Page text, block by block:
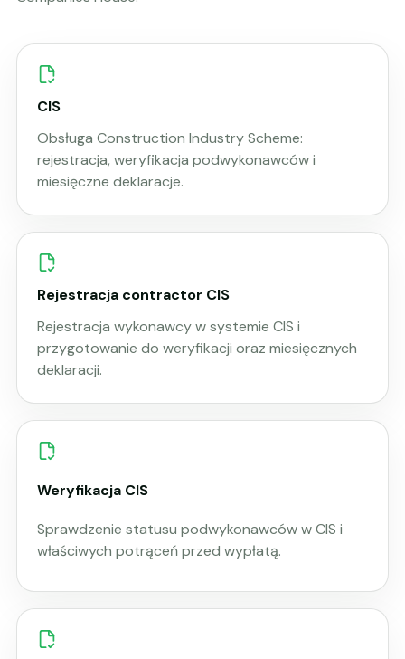
CIS
Obsługa Construction Industry Scheme:
rejestracja, weryfikacja podwykonawców i
miesięczne deklaracje.
Rejestracja contractor CIS
Rejestracja wykonawcy w systemie CIS i
przygotowanie do weryfikacji oraz miesięcznych
deklaracji.
Weryfikacja CIS
Sprawdzenie statusu podwykonawców w CIS i
właściwych potrąceń przed wypłatą.